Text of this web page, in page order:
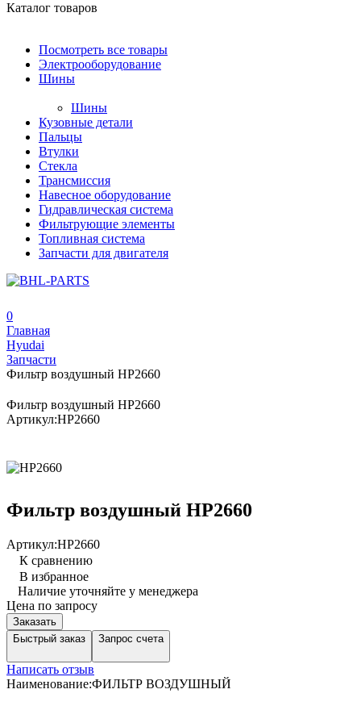
Каталог товаров
Посмотреть все товары
Электрооборудование
Шины
Шины
Кузовные детали
Пальцы
Втулки
Стекла
Трансмиссия
Навесное оборудование
Гидравлическая система
Фильтрующие элементы
Топливная система
Запчасти для двигателя
0
Главная
Hyudai
Запчасти
Фильтр воздушный HP2660
Фильтр воздушный HP2660
Артикул:HP2660
Фильтр воздушный HP2660
Артикул:HP2660
К сравнению
В избранное
Наличие уточняйте у менеджера
Цена по запросу
Заказать
Быстрый заказ
Запрос счета
Написать отзыв
Наименование:ФИЛЬТР ВОЗДУШНЫЙ